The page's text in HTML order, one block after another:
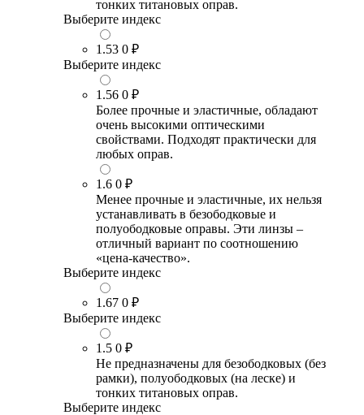
тонких титановых оправ.
Выберите индекс
1.53 0 ₽
Выберите индекс
1.56 0 ₽
Более прочные и эластичные, обладают
очень высокими оптическими
свойствами. Подходят практически для
любых оправ.
1.6 0 ₽
Менее прочные и эластичные, их нельзя
устанавливать в безободковые и
полуободковые оправы. Эти линзы –
отличный вариант по соотношению
«цена-качество».
Выберите индекс
1.67 0 ₽
Выберите индекс
1.5 0 ₽
Не предназначены для безободковых (без
рамки), полуободковых (на леске) и
тонких титановых оправ.
Выберите индекс